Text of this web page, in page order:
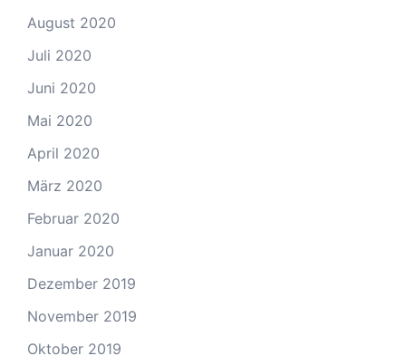
August 2020
Juli 2020
Juni 2020
Mai 2020
April 2020
März 2020
Februar 2020
Januar 2020
Dezember 2019
November 2019
Oktober 2019